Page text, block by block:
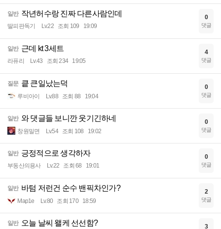
일반 작년허수랑 진짜 다른사람인데
딸피판독기 Lv.22 조회 109 19:09
0
댓글
일반 근데 kt 3세트
라퓨리 Lv.43 조회 234 19:05
4
댓글
질문 킅 큰일났는덕
루비아이 Lv.88 조회 88 19:04
0
댓글
일반 와 댓글들 보니깐 웃기긴하네
창원밀면 Lv.54 조회 108 19:02
0
댓글
일반 긍정적으로 생각하자
부동산의용사 Lv.22 조회 68 19:01
0
댓글
일반 바텀 저런건 순수 밴픽차인가?
Map1e Lv.80 조회 170 18:59
2
댓글
일반 오늘 날씨 왤케 선선함? 3